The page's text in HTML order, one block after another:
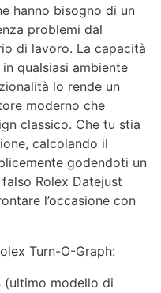
hanno bisogno di un
problemi dal
di lavoro. La capacità
qualsiasi ambiente
lo rende un
moderno che
classico. Che tu stia
calcolando il
godendoti un
Rolex Datejust
l’occasione con
Turn-O-Graph:
(ultimo modello di